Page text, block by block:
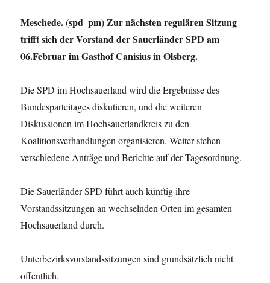
Meschede. (spd_pm) Zur nächsten regulären Sitzung
trifft sich der Vorstand der Sauerländer SPD am
06.Februar im Gasthof Canisius in Olsberg.
Die SPD im Hochsauerland wird die Ergebnisse des
Bundesparteitages diskutieren, und die weiteren
Diskussionen im Hochsauerlandkreis zu den
Koalitionsverhandlungen organisieren. Weiter stehen
verschiedene Anträge und Berichte auf der Tagesordnung.
Die Sauerländer SPD führt auch künftig ihre
Vorstandssitzungen an wechselnden Orten im gesamten
Hochsauerland durch.
Unterbezirksvorstandssitzungen sind grundsätzlich nicht
öffentlich.